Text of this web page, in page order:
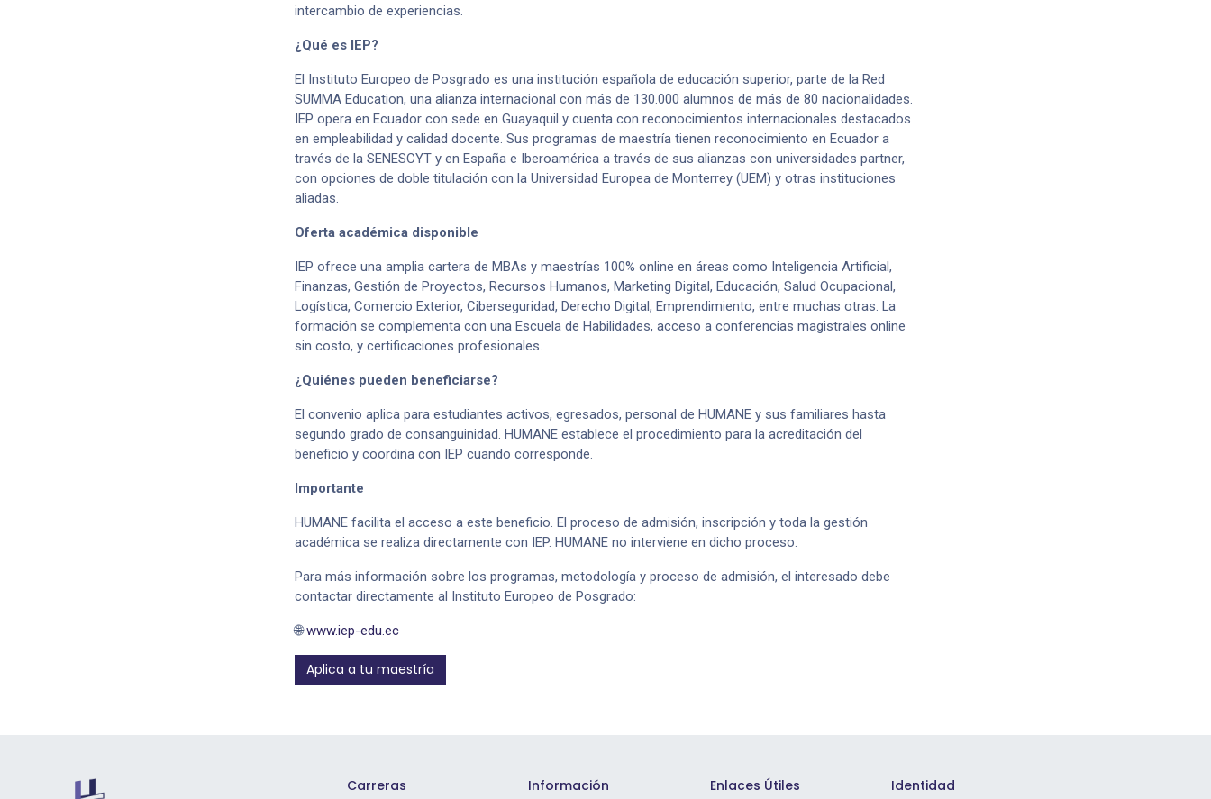
intercambio de experiencias.
¿Qué es IEP?
El Instituto Europeo de Posgrado es una institución española de educación superior, parte de la Red
SUMMA Education, una alianza internacional con más de 130.000 alumnos de más de 80 nacionalidades.
IEP opera en Ecuador con sede en Guayaquil y cuenta con reconocimientos internacionales destacados
en empleabilidad y calidad docente. Sus programas de maestría tienen reconocimiento en Ecuador a
través de la SENESCYT y en España e Iberoamérica a través de sus alianzas con universidades partner,
con opciones de doble titulación con la Universidad Europea de Monterrey (UEM) y otras instituciones
aliadas.
Oferta académica disponible
IEP ofrece una amplia cartera de MBAs y maestrías 100% online en áreas como Inteligencia Artificial,
Finanzas, Gestión de Proyectos, Recursos Humanos, Marketing Digital, Educación, Salud Ocupacional,
Logística, Comercio Exterior, Ciberseguridad, Derecho Digital, Emprendimiento, entre muchas otras. La
formación se complementa con una Escuela de Habilidades, acceso a conferencias magistrales online
sin costo, y certificaciones profesionales.
¿Quiénes pueden beneficiarse?
El convenio aplica para estudiantes activos, egresados, personal de HUMANE y sus familiares hasta
segundo grado de consanguinidad. HUMANE establece el procedimiento para la acreditación del
beneficio y coordina con IEP cuando corresponde.
Importante
HUMANE facilita el acceso a este beneficio. El proceso de admisión, inscripción y toda la gestión
académica se realiza directamente con IEP. HUMANE no interviene en dicho proceso.
Para más información sobre los programas, metodología y proceso de admisión, el interesado debe
contactar directamente al Instituto Europeo de Posgrado:
🌐www.iep-edu.ec
Aplica a tu maestría
Carreras Información Enlaces Útiles Identidad